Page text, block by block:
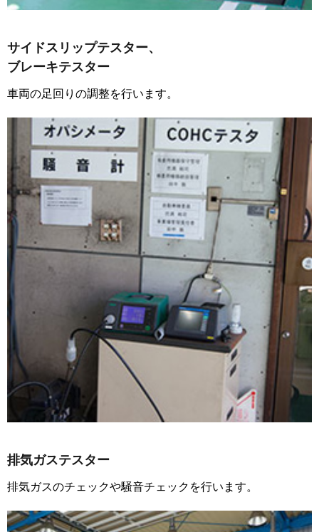
サイドスリップテスター、
ブレーキテスター
車両の足回りの調整を行います。
排気ガステスター
排気ガスのチェックや騒音チェックを行います。